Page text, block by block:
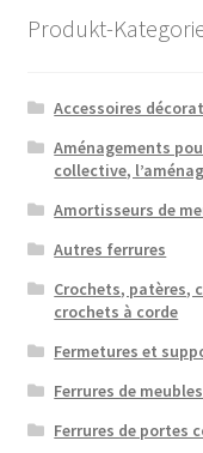
Produkt-
Accessoires
Aménagements
collective,
Amortisseurs de
Autres ferrures
Crochets, patères,
crochets à corde
Fermetures et
Ferrures de
Ferrures de portes